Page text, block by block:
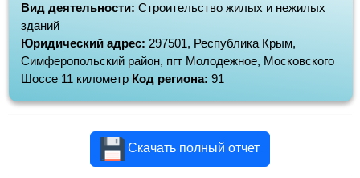
Вид деятельности: Строительство жилых и нежилых
зданий
Юридический адрес: 297501, Республика Крым,
Симферопольский район, пгт Молодежное, Московского
Шоссе 11 километр Код региона: 91
Скачать полный отчет